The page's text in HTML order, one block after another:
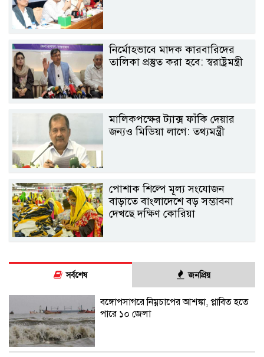
নির্মোহভাবে মাদক কারবারিদের
তালিকা প্রস্তুত করা হবে: স্বরাষ্ট্রমন্ত্রী
মালিকপক্ষের ট্যাক্স ফাঁকি দেয়ার
জন্যও মিডিয়া লাগে: তথ্যমন্ত্রী
পোশাক শিল্পে মূল্য সংযোজন
বাড়াতে বাংলাদেশে বড় সম্ভাবনা
দেখছে দক্ষিণ কোরিয়া
সর্বশেষ জনপ্রিয়
বঙ্গোপসাগরে নিম্নচাপের আশঙ্কা, প্লাবিত হতে
পারে ১০ জেলা